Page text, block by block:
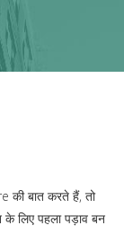
की बात करते हैं, तो
लिए पहला पड़ाव बन